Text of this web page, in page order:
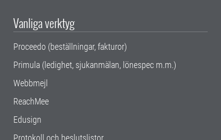
Vanliga verktyg
Proceedo (beställningar, fakturor)
Primula (ledighet, sjukanmälan, lönespec m.m.)
Webbmejl
ReachMee
Edusign
Protokoll och beslutslistor